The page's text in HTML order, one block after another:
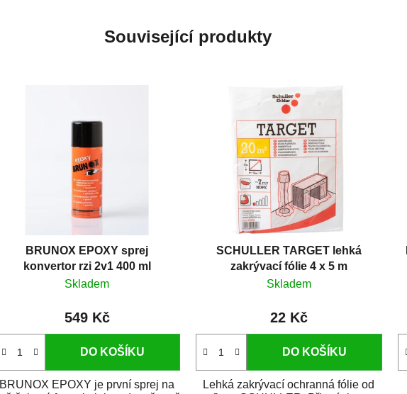
Související produkty
BRUNOX EPOXY sprej
konvertor rzi 2v1 400 ml
Skladem
549 Kč
DO KOŠÍKU
BRUNOX EPOXY je první sprej na
SCHULLER TARGET lehká
zakrývací fólie 4 x 5 m
Skladem
22 Kč
DO KOŠÍKU
Lehká zakrývací ochranná fólie od